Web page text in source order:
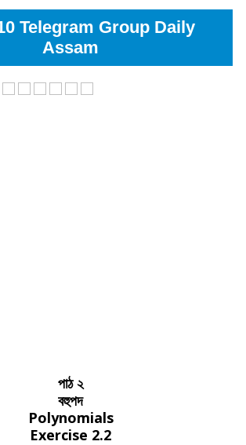
Telegram Group Daily
Assam
পাঠ ২
বহুপদ
Polynomials
Exercise 2.2